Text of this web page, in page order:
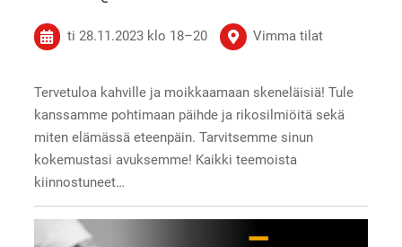
ti 28.11.2023 klo 18–20 Vimma tilat
Tervetuloa kahville ja moikkaamaan skeneläisiä! Tule
kanssamme pohtimaan päihde ja rikosilmiöitä sekä
miten elämässä eteenpäin. Tarvitsemme sinun
kokemustasi avuksemme! Kaikki teemoista
kiinnostuneet…